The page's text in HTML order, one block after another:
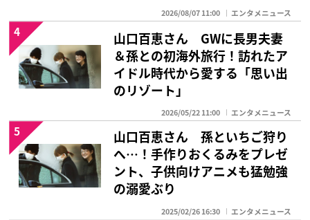
2026/08/07 11:00 エンタメニュース
山口百恵さん GWに長男夫妻
＆孫との初海外旅行！訪れたア
イドル時代から愛する「思い出
のリゾート」
2026/05/22 11:00 エンタメニュース
4
山口百恵さん 孫といちご狩り
へ…！手作りおくるみをプレゼ
ント、子供向けアニメも猛勉強
の溺愛ぶり
2025/02/26 16:30 エンタメニュース
5